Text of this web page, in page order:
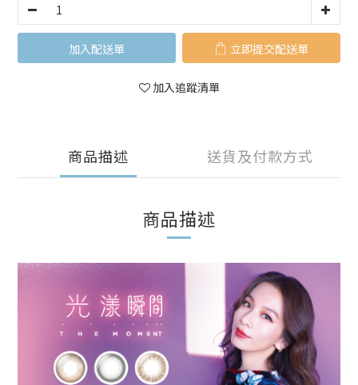
加入購物車 立即購買
加入追蹤清單
商品描述 送貨及付款方式
商品描述